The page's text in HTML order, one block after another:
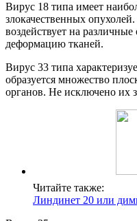
Вирус 18 типа имеет
злокачественных
воздействует на
деформацию тканей.
Вирус 33 типа
образуется множество
органов. Не исключено их
Читайте также:
Линдинет 20 или